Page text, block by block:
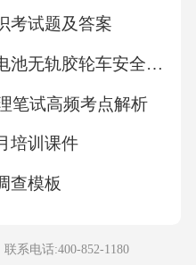
叶的化学成分分析，
其致香物质的丰富
考试题及答案
矿用防爆锂离子蓄电池无轨胶轮车安全技术要求培训
笔试高频考点解析
培训课件
查模板
联系电话:400-852-1180